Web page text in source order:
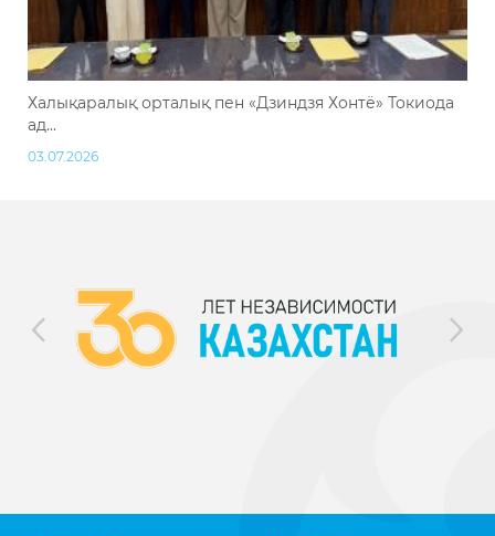
Халықаралық орталық пен «Дзиндзя Хонтё» Токиода
ад...
03.07.2026